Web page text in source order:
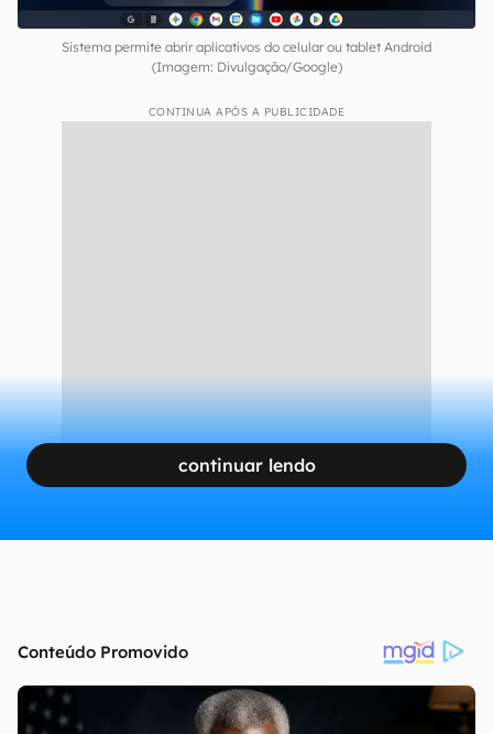
Sistema permite abrir aplicativos do celular ou tablet Android
(Imagem: Divulgação/Google)
CONTINUA APÓS A PUBLICIDADE
continuar lendo